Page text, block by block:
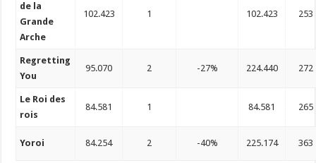
de la
Grande
Arche
102.423 1 102.423 253
Regretting
You
95.070 2 -27% 224.440 272
Le Roi des
rois
84.581 1 84.581 265
Yoroi 84.254 2 -40% 225.174 363